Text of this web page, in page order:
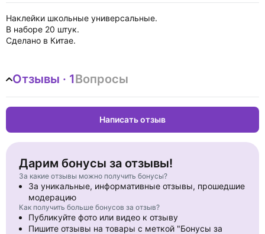
Наклейки школьные универсальные.
В наборе 20 штук.
Сделано в Китае.
Отзывы · 1Вопросы
Написать отзыв
Дарим бонусы за отзывы!
За какие отзывы можно получить бонусы?
За уникальные, информативные отзывы, прошедшие
модерацию
Как получить больше бонусов за отзыв?
Публикуйте фото или видео к отзыву
Пишите отзывы на товары с меткой "Бонусы за